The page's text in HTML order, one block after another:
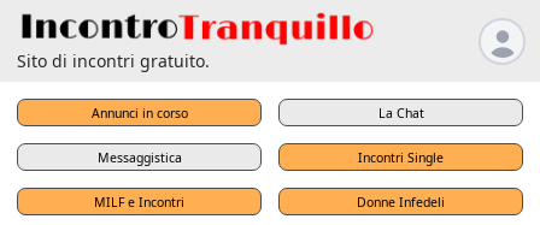
Sito di incontri gratuito.
Annunci in corso La Chat
Messaggistica Incontri Single
MILF e Incontri Donne Infedeli